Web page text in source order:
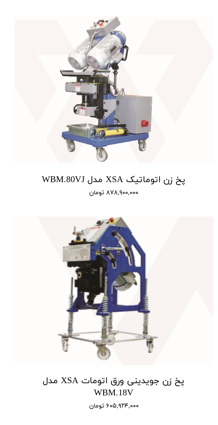
پخ زن اتوماتیک XSA مدل WBM.80VJ
۸۷۸,۹۰۰,۰۰۰ تومان
پخ زن جویدینی ورق اتومات XSA مدل
WBM.18V
۶۰۵,۹۲۴,۰۰۰ تومان